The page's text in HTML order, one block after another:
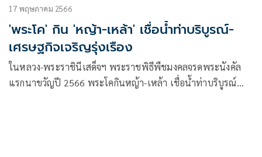
17 พฤษภาคม 2566
'พระโค' กิน 'หญ้า-เหล้า' เชื่อน้ำท่าบริบูรณ์-
เศรษฐกิจเจริญรุ่งเรือง
ในหลวง-พระราชินีเสด็จฯ พระราชพิธีพืชมงคลจรดพระนังคัล
แรกนาขวัญปี 2566 พระโคกินหญ้า-เหล้า เชื่อน้ำท่าบริบูรณ์